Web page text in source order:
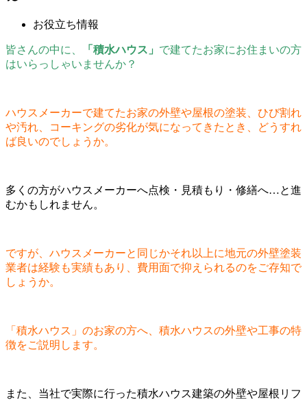
お役立ち情報
皆さんの中に、 「積水ハウス」 で建てたお家にお住まいの方
はいらっしゃいませんか？
ハウスメーカーで建てたお家の外壁や屋根の塗装、ひび割れ
や汚れ、コーキングの劣化が気になってきたとき、どうすれ
ば良いのでしょうか。
多くの方がハウスメーカーへ点検・見積もり・修繕へ…と進
むかもしれません。
ですが、ハウスメーカーと同じかそれ以上に地元の外壁塗装
業者は経験も実績もあり、費用面で抑えられるのをご存知で
しょうか。
「積水ハウス」のお家の方へ、積水ハウスの外壁や工事の特
徴をご説明します。
また、当社で実際に行った積水ハウス建築の外壁や屋根リフ